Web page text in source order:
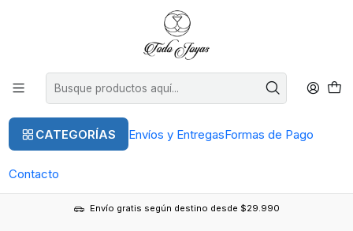
CATEGORÍAS Envíos y EntregasFormas de Pago
Contacto
Envío gratis según destino desde $29.990